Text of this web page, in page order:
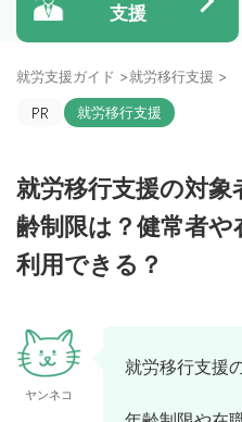
支援
就労支援ガイド >就労移行支援 >
就労移行支援
就労移行支援の対
齢制限は？健常者や
利用できる？
ヤンネコ
就労移行支援